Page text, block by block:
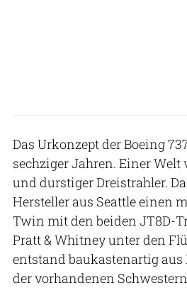
Das Urkonzept der Boeing
sechziger Jahren. Einer
und durstiger Dreistrahler.
Hersteller aus Seattle einen
Twin mit den beiden JT8D-
Pratt & Whitney unter den
entstand baukastenartig aus
der vorhandenen